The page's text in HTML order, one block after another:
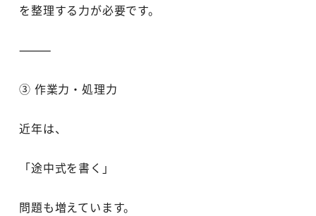
を整理する力が必要です。
⸻
③ 作業力・処理力
近年は、
「途中式を書く」
問題も増えています。